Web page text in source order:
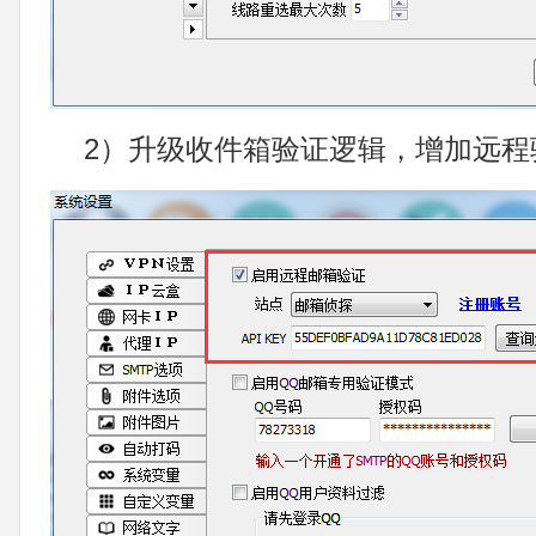
2）升级收件箱验证逻辑，增加远